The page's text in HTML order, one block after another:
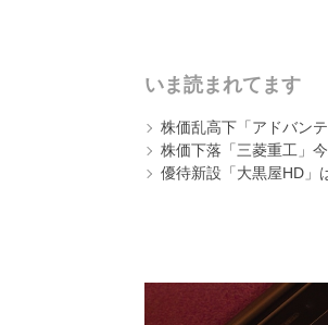
いま読まれてます
株価乱高下「アドバン
株価下落「三菱重工」
優待新設「大黒屋HD」